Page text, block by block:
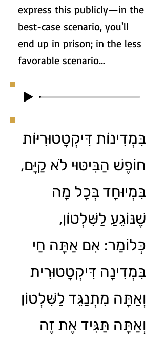
express this publicly—in the
best-case scenario, you'll
end up in prison; in the less
favorable scenario...
בִּמְדִינוֹת דִּיקְטָטוּרִיּוֹת
חוֹפֶשׁ הַבִּיטּוּי לֹא קַיָּם,
בִּמְיוּחָד בְּכָל מָה
שֶׁנּוֹגֵעַ לַשִּׁלְטוֹן,
כְּלוֹמַר: אִם אַתָּה חַי
בִּמְדִינָה דִּיקְטָטוּרִית
וְאַתָּה מִתְנַגֵּד לַשִּׁלְטוֹן
וְאַתָּה תַּגִּיד אֶת זֶה